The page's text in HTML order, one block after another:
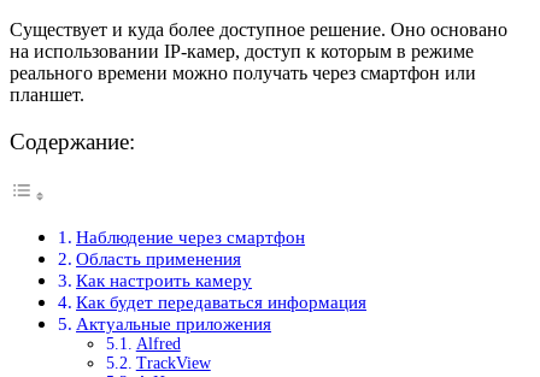
Существует и куда более доступное решение. Оно основано
на использовании IP-камер, доступ к которым в режиме
реального времени можно получать через смартфон или
планшет.
Содержание:
Наблюдение через смартфон
Область применения
Как настроить камеру
Как будет передаваться информация
Актуальные приложения
Alfred
TrackView